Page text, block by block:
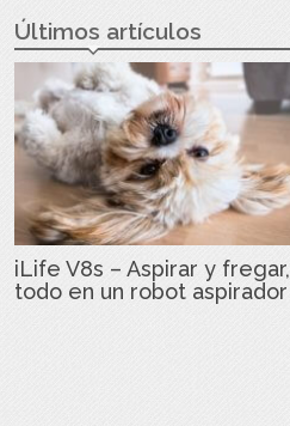
Últimos artículos
iLife V8s – Aspirar y fregar,
todo en un robot aspirador